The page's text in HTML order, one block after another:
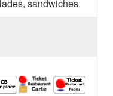
sandwiches